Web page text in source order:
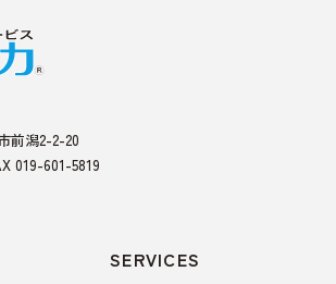
前潟2-2-20
019-601-5819
SERVICES